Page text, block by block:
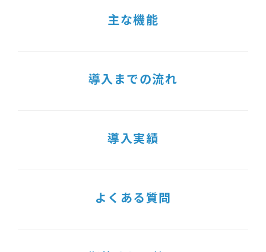
主な機能
導入までの流れ
導入実績
よくある質問